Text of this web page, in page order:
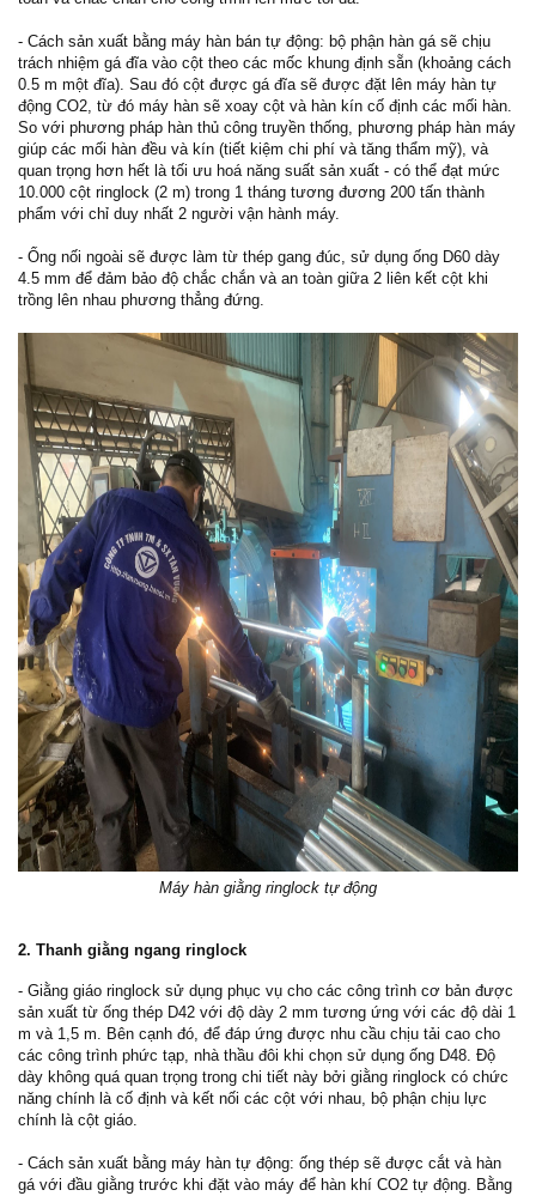
- Cách sản xuất bằng máy hàn bán tự động: bộ phận hàn gá sẽ chịu
trách nhiệm gá đĩa vào cột theo các mốc khung định sẵn (khoảng cách
0.5 m một đĩa). Sau đó cột được gá đĩa sẽ được đặt lên máy hàn tự
động CO2, từ đó máy hàn sẽ xoay cột và hàn kín cố định các mối hàn.
So với phương pháp hàn thủ công truyền thống, phương pháp hàn máy
giúp các mối hàn đều và kín (tiết kiệm chi phí và tăng thẩm mỹ), và
quan trọng hơn hết là tối ưu hoá năng suất sản xuất - có thể đạt mức
10.000 cột ringlock (2 m) trong 1 tháng tương đương 200 tấn thành
phẩm với chỉ duy nhất 2 người vận hành máy.
- Ống nối ngoài sẽ được làm từ thép gang đúc, sử dụng ống D60 dày
4.5 mm để đảm bảo độ chắc chắn và an toàn giữa 2 liên kết cột khi
trồng lên nhau phương thẳng đứng.
Máy hàn giằng ringlock tự động
2. Thanh giằng ngang ringlock
- Giằng giáo ringlock sử dụng phục vụ cho các công trình cơ bản được
sản xuất từ ống thép D42 với độ dày 2 mm tương ứng với các độ dài 1
m và 1,5 m. Bên cạnh đó, để đáp ứng được nhu cầu chịu tải cao cho
các công trình phức tạp, nhà thầu đôi khi chọn sử dụng ống D48. Độ
dày không quá quan trọng trong chi tiết này bởi giằng ringlock có chức
năng chính là cố định và kết nối các cột với nhau, bộ phận chịu lực
chính là cột giáo.
- Cách sản xuất bằng máy hàn tự động: ống thép sẽ được cắt và hàn
gá với đầu giằng trước khi đặt vào máy để hàn khí CO2 tự động. Bằng